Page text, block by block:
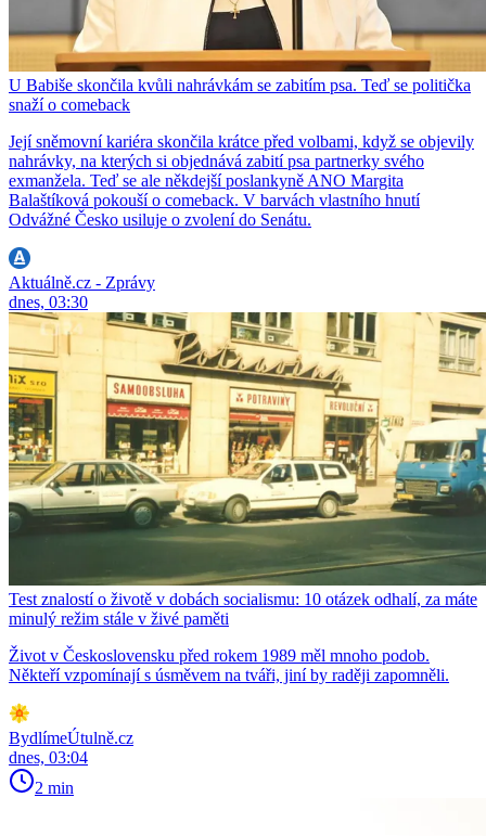
U Babiše skončila kvůli nahrávkám se zabitím psa. Teď se politička
snaží o comeback
Její sněmovní kariéra skončila krátce před volbami, když se objevily
nahrávky, na kterých si objednává zabití psa partnerky svého
exmanžela. Teď se ale někdejší poslankyně ANO Margita
Balaštíková pokouší o comeback. V barvách vlastního hnutí
Odvážné Česko usiluje o zvolení do Senátu.
Aktuálně.cz - Zprávy
dnes, 03:30
Test znalostí o životě v dobách socialismu: 10 otázek odhalí, za máte
minulý režim stále v živé paměti
Život v Československu před rokem 1989 měl mnoho podob.
Někteří vzpomínají s úsměvem na tváři, jiní by raději zapomněli.
BydlímeÚtulně.cz
dnes, 03:04
2 min